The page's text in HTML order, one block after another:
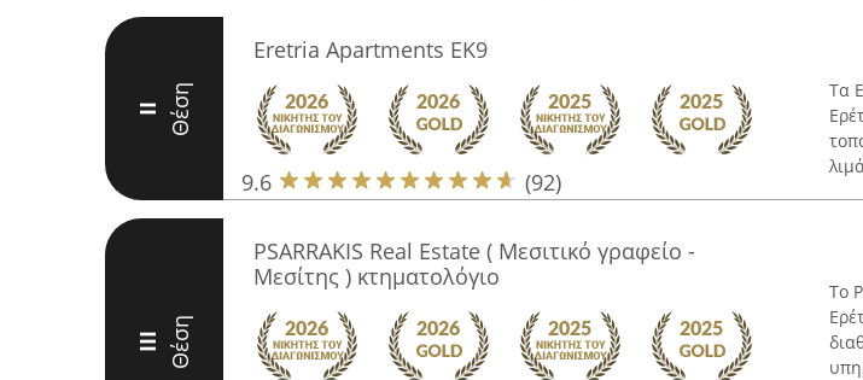
II Θέση
Eretria Apartments EK9
9.6 (92)
Τα
III Θέση
PSARRAKIS Real Estate ( Μεσιτικό γραφείο -
Μεσίτης ) κτηματολόγιο
Το